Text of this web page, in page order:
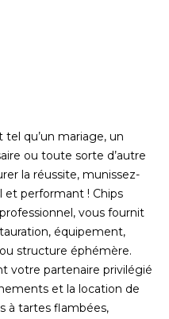
qu’un mariage, un
ou toute sorte d’autre
la réussite, munissez-
et performant ! Chips
vous fournit
équipement,
structure éphémère.
votre partenaire privilégié
et la location de
à tartes flambées,